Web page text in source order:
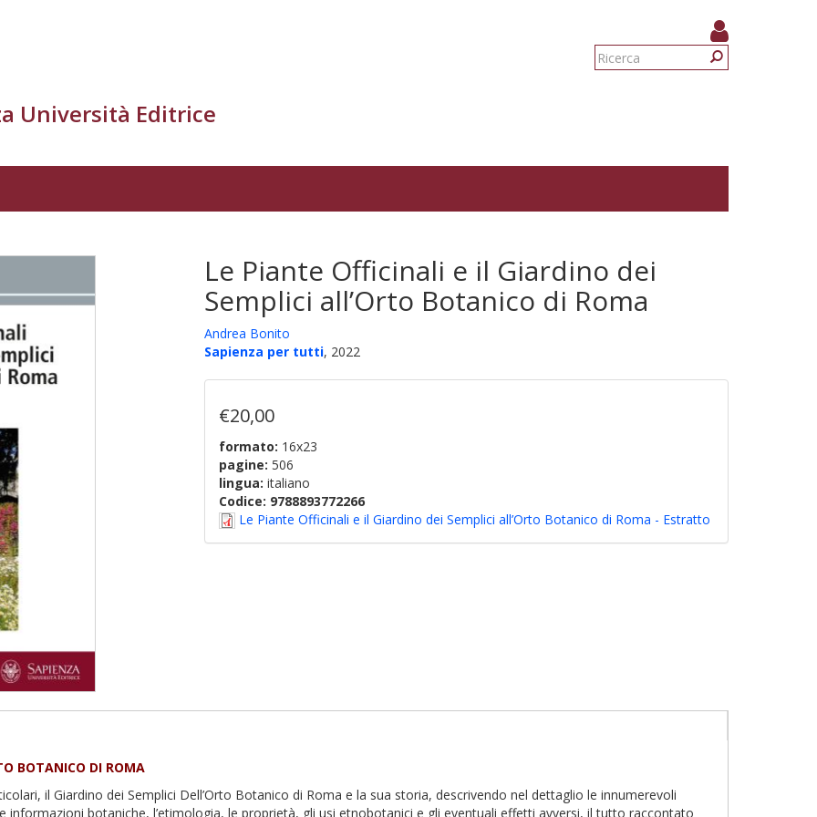
Form
Università Editrice
Le Piante Officinali e il Giardino dei
Semplici all’Orto Botanico di Roma
Andrea Bonito
Sapienza per tutti, 2022
€20,00
formato: 16x23
pagine: 506
lingua: italiano
Codice: 9788893772266
Le Piante Officinali e il Giardino dei Semplici all’Orto Botanico di Roma - Estratto
BOTANICO DI ROMA
il Giardino dei Semplici Dell’Orto Botanico di Roma e la sua storia, descrivendo nel dettaglio le innumerevoli
botaniche, l’etimologia, le proprietà, gli usi etnobotanici e gli eventuali effetti avversi, il tutto raccontato